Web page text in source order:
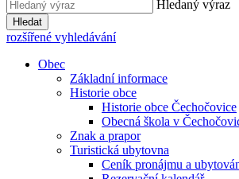
Hledaný výraz
Hledat
rozšířené vyhledávání
Obec
Základní informace
Historie obce
Historie obce Čechočovice
Obecná škola v
Znak a prapor
Turistická ubytovna
Ceník pronájmu a